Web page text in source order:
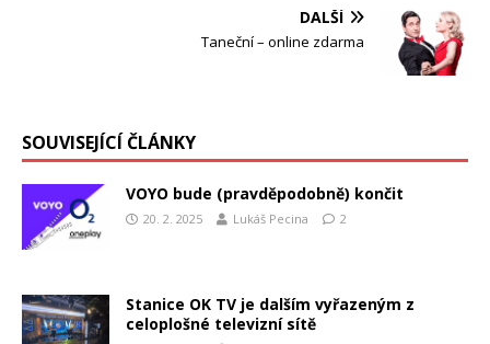
DALŠÍ
Taneční – online zdarma
SOUVISEJÍCÍ ČLÁNKY
VOYO bude (pravděpodobně) končit
20. 2. 2025 Lukáš Pecina 2
Stanice OK TV je dalším vyřazeným z
celoplošné televizní sítě